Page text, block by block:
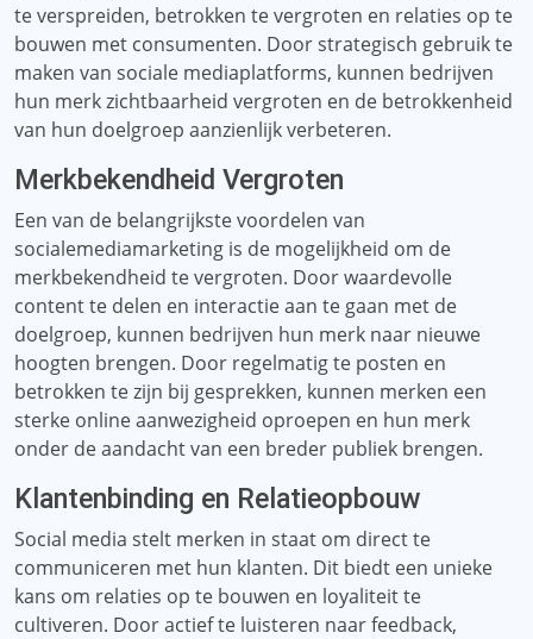
te verspreiden, betrokken te vergroten en relaties op te
bouwen met consumenten. Door strategisch gebruik te
maken van sociale mediaplatforms, kunnen bedrijven
hun merk zichtbaarheid vergroten en de betrokkenheid
van hun doelgroep aanzienlijk verbeteren.
Merkbekendheid Vergroten
Een van de belangrijkste voordelen van
socialemediamarketing is de mogelijkheid om de
merkbekendheid te vergroten. Door waardevolle
content te delen en interactie aan te gaan met de
doelgroep, kunnen bedrijven hun merk naar nieuwe
hoogten brengen. Door regelmatig te posten en
betrokken te zijn bij gesprekken, kunnen merken een
sterke online aanwezigheid oproepen en hun merk
onder de aandacht van een breder publiek brengen.
Klantenbinding en Relatieopbouw
Social media stelt merken in staat om direct te
communiceren met hun klanten. Dit biedt een unieke
kans om relaties op te bouwen en loyaliteit te
cultiveren. Door actief te luisteren naar feedback,